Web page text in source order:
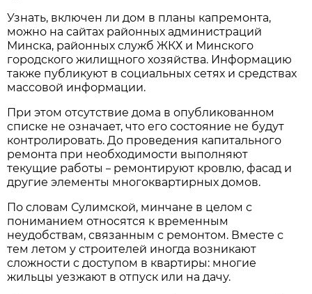
Узнать, включен ли дом в планы капремонта,
можно на сайтах районных администраций
Минска, районных служб ЖКХ и Минского
городского жилищного хозяйства. Информацию
также публикуют в социальных сетях и средствах
массовой информации.
При этом отсутствие дома в опубликованном
списке не означает, что его состояние не будут
контролировать. До проведения капитального
ремонта при необходимости выполняют
текущие работы– ремонтируют кровлю, фасад и
другие элементы многоквартирных домов.
По словам Сулимской, минчане в целом с
пониманием относятся к временным
неудобствам, связанным с ремонтом. Вместе с
тем летом у строителей иногда возникают
сложности с доступом в квартиры: многие
жильцы уезжают в отпуск или на дачу.